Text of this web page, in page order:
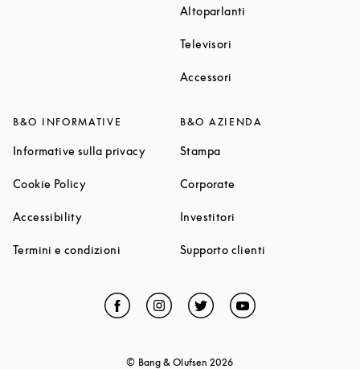
Altoparlanti
Televisori
Accessori
B&O INFORMATIVE
Informative sulla privacyLink Opens in New Tab
Cookie PolicyLink Opens in New Tab
AccessibilityLink Opens in New Tab
Termini e condizioni Link Opens in New Tab
B&O AZIENDA
StampaLink Opens in New Tab
Corporate
Investitori
Supporto clienti
Facebook
Link Opens in New Tab
Instagram
Link Opens in New Tab
TwitterLink Opens in New Tab
YouTubeLink Opens in
© Bang & Olufsen2026